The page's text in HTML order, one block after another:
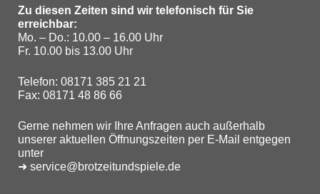
n
g
-
N
v
i
Zu diesen Zeiten sind wir telefonisch für Sie
erreichbar:
Mo. – Do.: 10.00 – 16.00 Uhr
Fr. 10.00 bis 13.00 Uhr
Telefon: 08171 385 21 21
Fax: 08171 48 86 66
Gerne nehmen wir Ihre Anfragen auch außerhalb
unserer aktuellen Öffnungszeiten per E-Mail entgegen
unter
➜ service@brotzeitundspiele.de